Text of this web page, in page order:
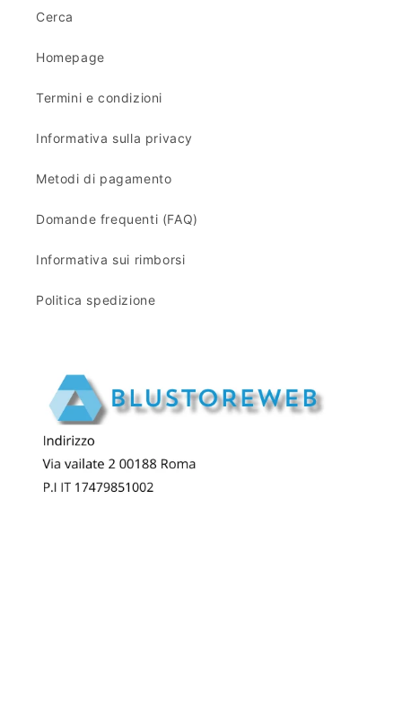
Cerca
Homepage
Termini e condizioni
Informativa sulla privacy
Metodi di pagamento
Domande frequenti (FAQ)
Informativa sui rimborsi
Politica spedizione